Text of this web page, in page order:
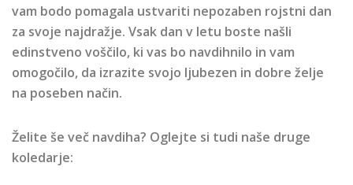
vam bodo pomagala ustvariti nepozaben rojstni dan
za svoje najdražje. Vsak dan v letu boste našli
edinstveno voščilo, ki vas bo navdihnilo in vam
omogočilo, da izrazite svojo ljubezen in dobre želje
na poseben način.
Želite še več navdiha? Oglejte si tudi naše druge
koledarje: